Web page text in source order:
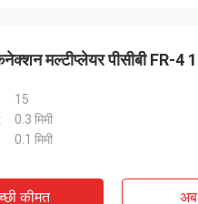
पूरी तरह से फिट बैठते हैं और निर्दोष रूप से
धन्यवाद!
मल्टीप्लेयर पीसीबी FR-4
15
0.3 मिमी
0.1 मिमी
कीमत